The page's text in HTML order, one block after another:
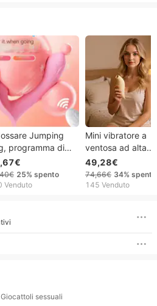
Jumping
programma di
gita
per
giocattoli
25% spento
Venduto
Mini vibratore a
ventosa ad alta
potenza – 10
di vibrazione + 10
modalità di
resistente agli
49,28€
74,66€ 34% spento
145 Venduto
Giocattoli sessuali